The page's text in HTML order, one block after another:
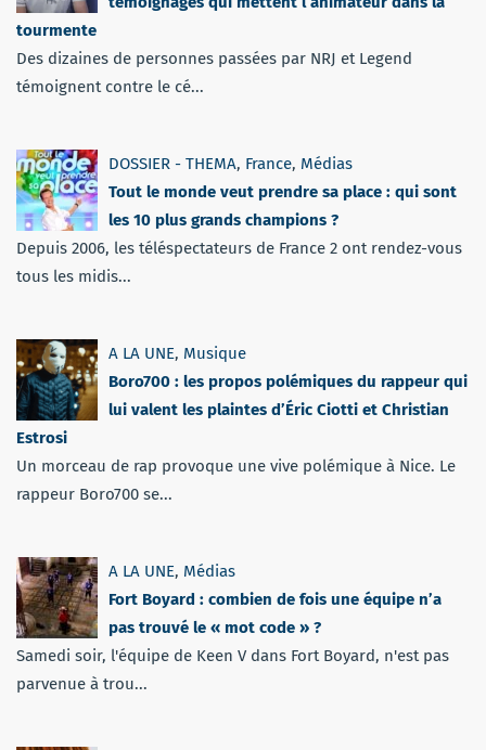
tourmente
Des dizaines de personnes passées par NRJ et Legend
témoignent contre le cé...
DOSSIER - THEMA, France, Médias
Tout le monde veut prendre sa place : qui sont
les 10 plus grands champions ?
Depuis 2006, les téléspectateurs de France 2 ont rendez-vous
tous les midis...
A LA UNE, Musique
Boro700 : les propos polémiques du rappeur qui
lui valent les plaintes d’Éric Ciotti et Christian
Estrosi
Un morceau de rap provoque une vive polémique à Nice. Le
rappeur Boro700 se...
A LA UNE, Médias
Fort Boyard : combien de fois une équipe n’a
pas trouvé le « mot code » ?
Samedi soir, l'équipe de Keen V dans Fort Boyard, n'est pas
parvenue à trou...